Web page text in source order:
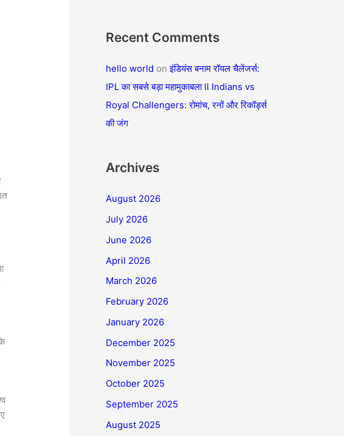
Recent Comments
hello world onइंडियंस बनाम रॉयल चैलेंजर्स:
IPL का सबसे बड़ा महामुकाबला ll Indians vs
Royal Challengers: रोमांच, रनों और रिकॉर्ड्स
की जंग
Archives
August 2026
July 2026
June 2026
April 2026
March 2026
February 2026
January 2026
December 2025
November 2025
October 2025
September 2025
August 2025